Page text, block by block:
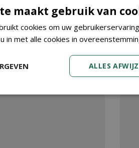
kg? Bij Tuincenter Vincent in
in onze webshop. Wilt u
u kunnen adviseren.
maakt gebruik van
cookies om uw
in met alle cookies in
ALLES